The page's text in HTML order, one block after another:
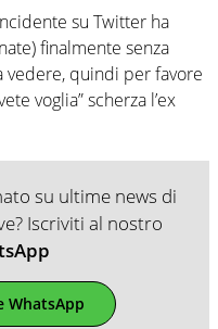
su Twitter ha
finalmente senza
vedere, quindi per favore
voglia” scherza l’ex
su ultime news di
Iscriviti al nostro
WhatsApp